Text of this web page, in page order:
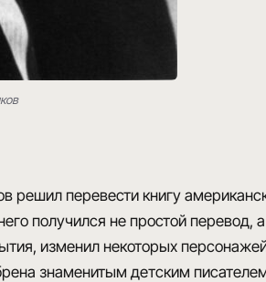
перевести книгу
получился не простой перевод, а
изменил некоторых
знаменитым детским